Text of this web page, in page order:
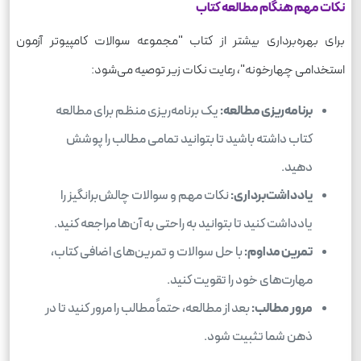
نکات مهم هنگام مطالعه کتاب
برای بهره‌برداری بیشتر از کتاب "مجموعه سوالات کامپیوتر آزمون
استخدامی چهارخونه"، رعایت نکات زیر توصیه می‌شود:
برنامه‌ریزی مطالعه:یک برنامه‌ریزی منظم برای مطالعه
کتاب داشته باشید تا بتوانید تمامی مطالب را پوشش
دهید.
یادداشت‌برداری:نکات مهم و سوالات چالش‌برانگیز را
یادداشت کنید تا بتوانید به راحتی به آن‌ها مراجعه کنید.
تمرین مداوم:با حل سوالات و تمرین‌های اضافی کتاب،
مهارت‌های خود را تقویت کنید.
مرور مطالب:بعد از مطالعه، حتماً مطالب را مرور کنید تا در
ذهن شما تثبیت شود.